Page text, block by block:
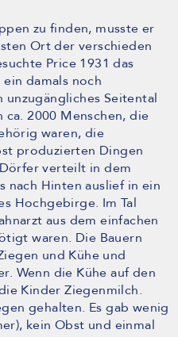
zu finden, musste er
Ort der verschieden
Price 1931 das
damals noch
unzugängliches Seitental
ca. 2000 Menschen, die
waren, die
produzierten Dingen
verteilt in dem
nach Hinten auslief in ein
Hochgebirge. Im Tal
aus dem einfachen
waren. Die Bauern
und Kühe und
Wenn die Kühe auf den
Kinder Ziegenmilch.
gehalten. Es gab wenig
kein Obst und einmal